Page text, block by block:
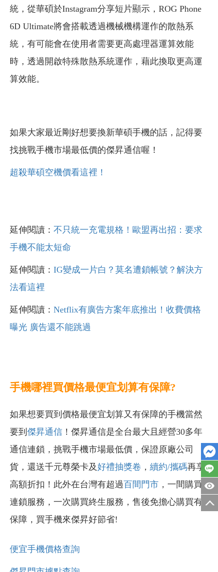
統，從華碩於Instagram分享短片顯示，ROG Phone
6D Ultimate將會搭載透過機械機構運作的散熱系
統，有可能會在使用者需要更高處理器運算效能
時，透過開啟特殊散熱系統運作，藉此換取更高運
算效能。
如果大家最近剛好想要換新華碩手機的話，記得要
找挑戰手機市場最低價的傑昇通信喔！
超殺華碩空機價看這裡！
延伸閱讀： 不只統一充電規格！歐盟再出招：要求
手機不能太短命
延伸閱讀： IG變成一片白？莫名遭鎖帳號？解決方
法看這裡
延伸閱讀： Netflix有廣告方案年底推出！收費價格
曝光 廣告還不能跳過
手機哪裡買價格最便宜划算有保障?
如果想要買到價格最便宜划算又有保障的手機當然
要到 傑昇通信 ！傑昇通信是全台最大且經營30多年
通信連鎖，挑戰手機市場最低價，保證原廠公司
貨，還送千元尊榮卡及好禮抽獎卷 ， 續約/攜碼再享
高額折扣！此外在台灣有超過百間門市 ，一間購買
連鎖服務，一次購買終生服務，售後免擔心購買有
保障，買手機來傑昇好節省!
便宜手機價格查詢